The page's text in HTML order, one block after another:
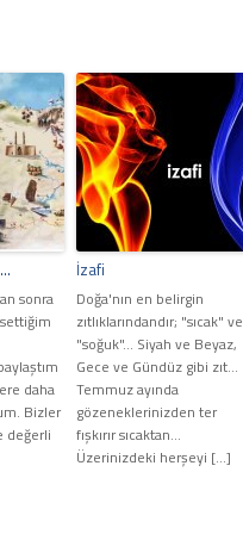
sonra
daha
Bizler
değerli
İzafi
Doğa'nın en belirgin
zıtlıklarındandır; "sıcak" ve
"soğuk"... Siyah ve Beyaz,
Gece ve Gündüz gibi zıt...
Temmuz ayında
gözeneklerinizden ter
fışkırır sıcaktan...
Üzerinizdeki herşeyi […]